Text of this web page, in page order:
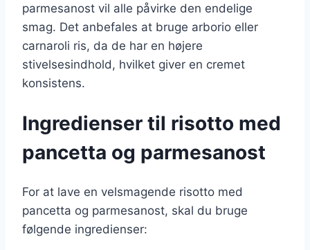
parmesanost vil alle påvirke den endelige
smag. Det anbefales at bruge arborio eller
carnaroli ris, da de har en højere
stivelsesindhold, hvilket giver en cremet
konsistens.
Ingredienser til risotto med
pancetta og parmesanost
For at lave en velsmagende risotto med
pancetta og parmesanost, skal du bruge
følgende ingredienser: